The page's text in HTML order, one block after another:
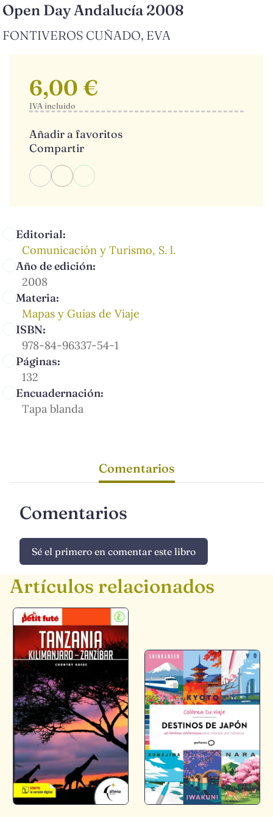
Open Day Andalucía 2008
FONTIVEROS CUÑADO, EVA
Editorial:
Comunicación y Turismo, S. l.
Año de edición:
2008
Materia:
Mapas y Guías de Viaje
ISBN:
978-84-96337-54-1
Páginas:
132
Encuadernación:
Tapa blanda
6,00 €
IVA incluido
Añadir a favoritos
Compartir
Comentarios
Comentarios
Sé el primero en comentar este libro
Artículos relacionados